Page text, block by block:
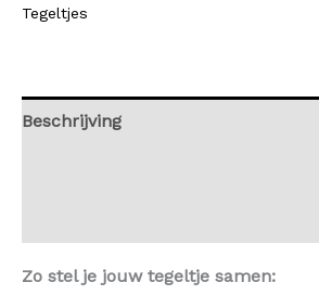
Tegeltjes
Beschrijving
Zo stel je jouw tegeltje samen: